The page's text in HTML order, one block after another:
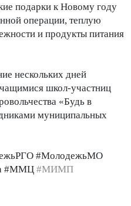
подарки к Новому году
операции, теплую
и продукты питания
нескольких дней
школ-участниц
«Будь в
муниципальных
#МолодежьМО
#ММЦ #МИМП